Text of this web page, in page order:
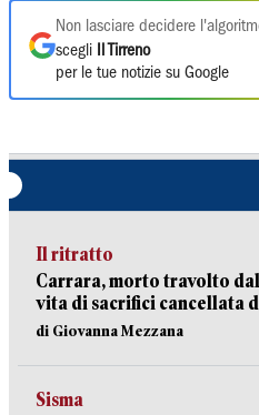
Non lasciare decidere
scegli
Il Tirreno
per le tue notizie su Google
Il ritratto
Carrara, morto travolto
vita di sacrifici cancellata
di Giovanna Mezzana
Sisma